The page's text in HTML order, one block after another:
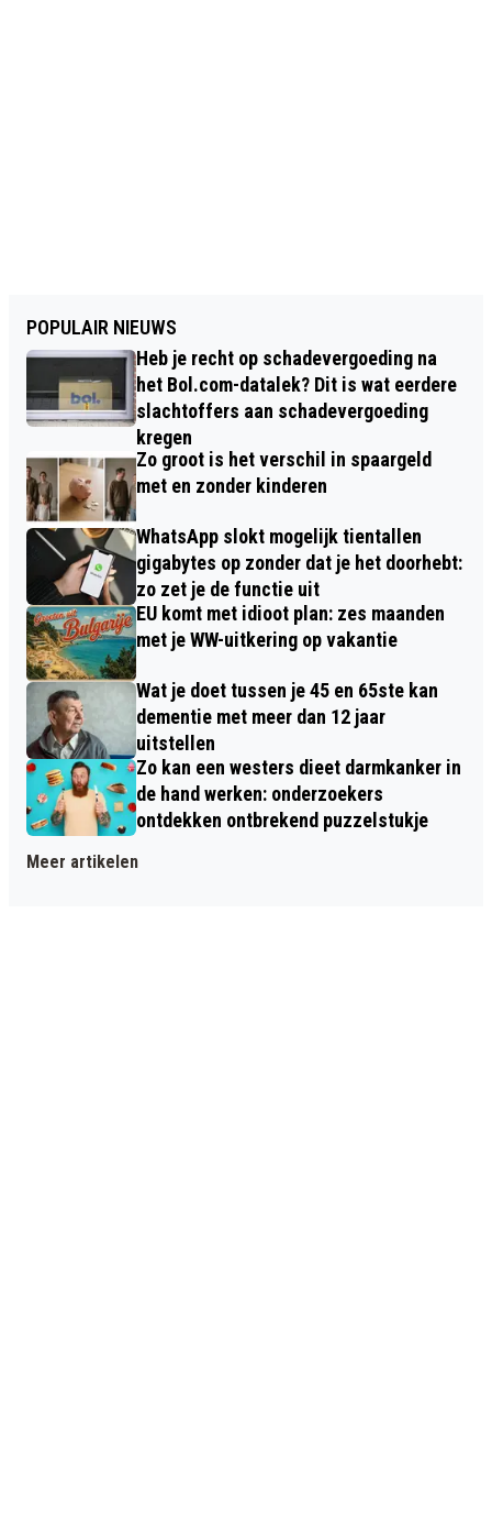
POPULAIR NIEUWS
Heb je recht op schadevergoeding na
het Bol.com-datalek? Dit is wat eerdere
slachtoffers aan schadevergoeding
kregen
Zo groot is het verschil in spaargeld
met en zonder kinderen
WhatsApp slokt mogelijk tientallen
gigabytes op zonder dat je het doorhebt:
zo zet je de functie uit
EU komt met idioot plan: zes maanden
met je WW-uitkering op vakantie
Wat je doet tussen je 45 en 65ste kan
dementie met meer dan 12 jaar
uitstellen
Zo kan een westers dieet darmkanker in
de hand werken: onderzoekers
ontdekken ontbrekend puzzelstukje
Meer artikelen